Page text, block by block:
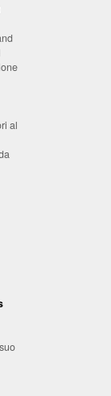
al